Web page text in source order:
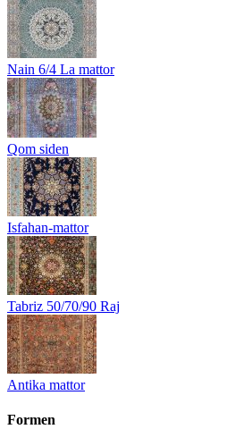
Nain 6/4 La mattor
Qom siden
Isfahan-mattor
Tabriz 50/70/90 Raj
Antika mattor
Formen